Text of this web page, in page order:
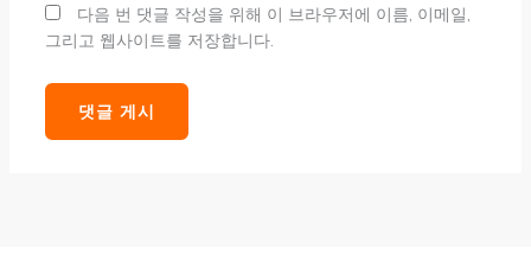
다음 번 댓글 작성을 위해 이 브라우저에 이름, 이메일,
그리고 웹사이트를 저장합니다.